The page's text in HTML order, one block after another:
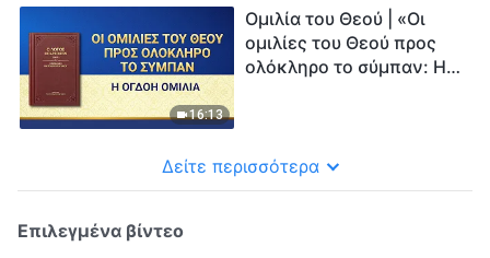
16:13
Ομιλία του Θεού | «Οι
ομιλίες του Θεού προς
ολόκληρο το σύμπαν: H
Δείτε περισσότερα
Επιλεγμένα βίντεο